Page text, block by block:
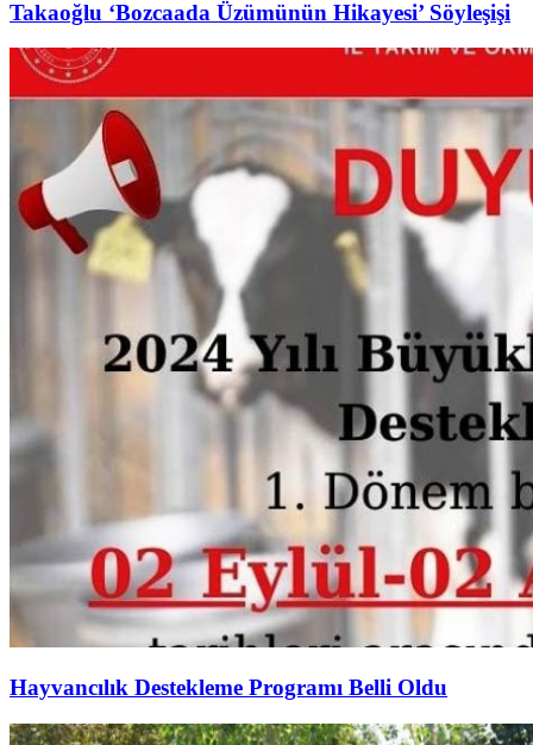
Takaoğlu ‘Bozcaada Üzümünün Hikayesi’ Söyleşişi
Hayvancılık Destekleme Programı Belli Oldu